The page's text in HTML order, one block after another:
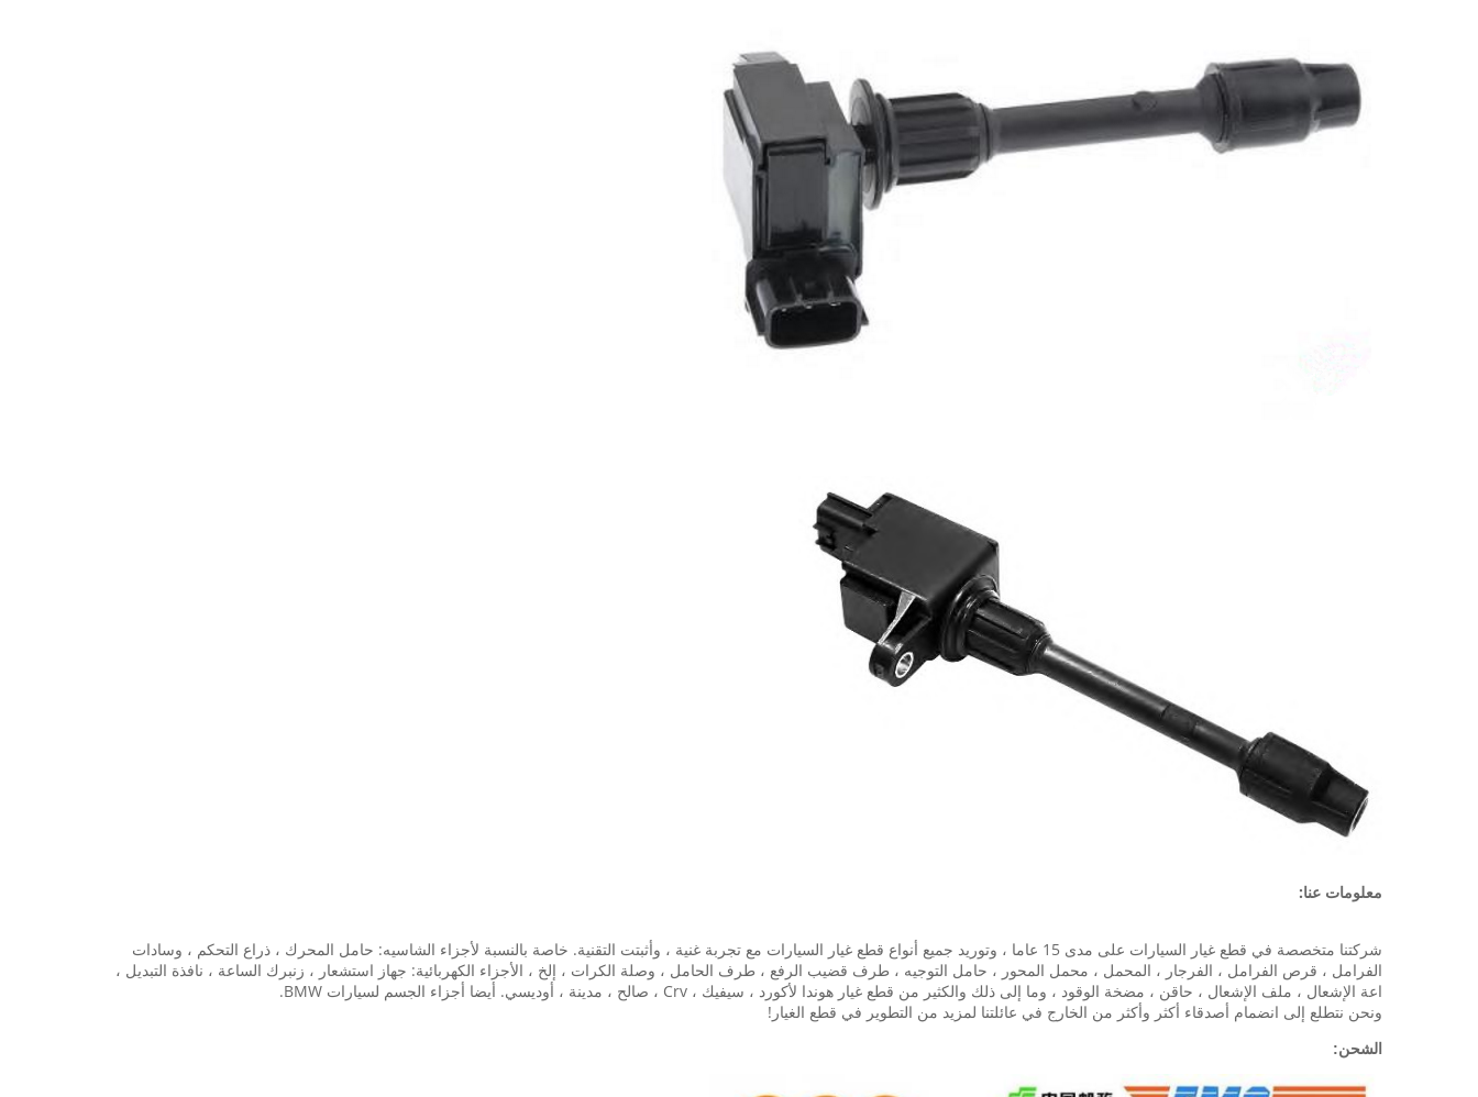
معلومات عنا:
شركتنا متخصصة في قطع غيار السيارات على مدى 15 عاما ، وتوريد جميع أنواع قطع غيار السيارات مع تجربة غنية ، وأثبتت التقنية. خاصة بالنسبة لأجزاء الشاسيه: حامل المحرك ، ذراع التحكم ، وسادات
الفرامل ، قرص الفرامل ، الفرجار ، المحمل ، محمل المحور ، حامل التوجيه ، طرف قضيب الرفع ، طرف الحامل ، وصلة الكرات ، إلخ ، الأجزاء الكهربائية: جهاز استشعار ، زنبرك الساعة ، نافذة التبديل ،
اعة الإشعال ، ملف الإشعال ، حاقن ، مضخة الوقود ، وما إلى ذلك والكثير من قطع غيار هوندا لأكورد ، سيفيك ، Crv ، صالح ، مدينة ، أوديسي. أيضا أجزاء الجسم لسيارات BMW.
ونحن نتطلع إلى انضمام أصدقاء أكثر وأكثر من الخارج في عائلتنا لمزيد من التطوير في قطع الغيار!
الشحن: